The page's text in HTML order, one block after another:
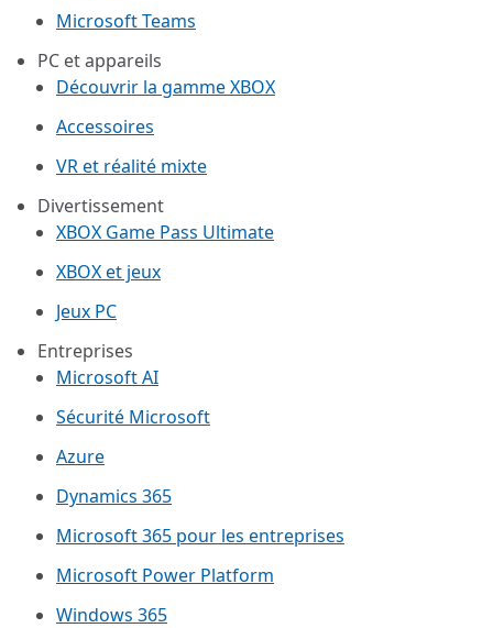
Microsoft Teams
PC et appareils
Découvrir la gamme XBOX
Accessoires
VR et réalité mixte
Divertissement
XBOX Game Pass Ultimate
XBOX et jeux
Jeux PC
Entreprises
Microsoft AI
Sécurité Microsoft
Azure
Dynamics 365
Microsoft 365 pour les entreprises
Microsoft Power Platform
Windows 365